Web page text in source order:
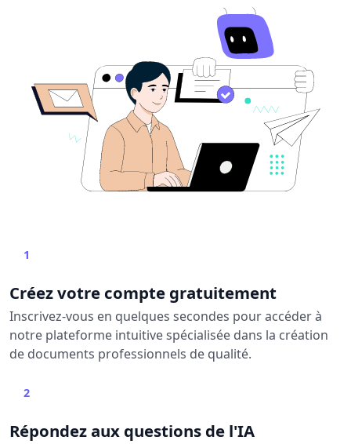
1
Créez votre compte gratuitement
Inscrivez-vous en quelques secondes pour accéder à
notre plateforme intuitive spécialisée dans la création
de documents professionnels de qualité.
2
Répondez aux questions de l'IA